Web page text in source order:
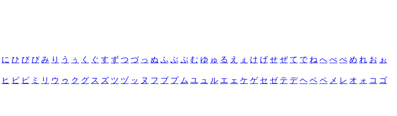
に ひ び ぴ み り う ぅ く ぐ す ず つ づ っ ぬ ふ ぶ ぷ む ゆ ゅ る え ぇ け げ せ ぜ て で ね へ べ ぺ め れ お ぉ
ヒ ビ ピ ミ リ ウ ゥ ク グ ス ズ ツ ヅ ッ ヌ フ ブ プ ム ユ ュ ル エ ェ ケ ゲ セ ゼ テ デ ヘ ベ ペ メ レ オ ォ コ ゴ